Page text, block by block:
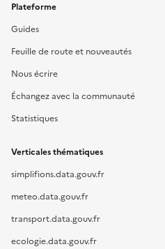
Plateforme
Guides
Feuille de route et nouveautés
Nous écrire
Échangez avec la communauté
Statistiques
Verticales thématiques
simplifions.data.gouv.fr
meteo.data.gouv.fr
transport.data.gouv.fr
ecologie.data.gouv.fr